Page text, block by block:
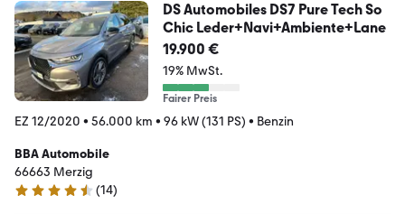
DS Automobiles DS7 Pure Tech So
Chic Leder+Navi+Ambiente+Lane
19.900 €
19% MwSt.
Fairer Preis
EZ 12/2020 • 56.000 km • 96 kW (131 PS) • Benzin
BBA Automobile
66663 Merzig
4.6 Sterne
(14)